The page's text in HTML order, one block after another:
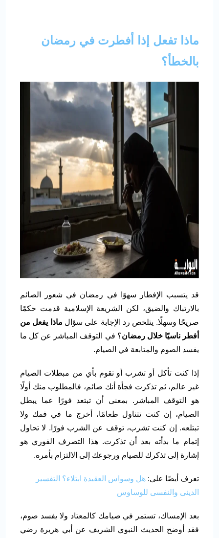
ماذا تفعل إذا أفطرت في رمضان
بالخطأ؟
قد يتسبب الإفطار سهوًا في رمضان في شعور الصائم
بالارتباك والضيق، لكن الشريعة الإسلامية قدمت حكمًا
صريحًا وسهلًا. يتلخص رد الإجابة على سؤال ماذا يفعل من
أفطر ناسيًا خلال رمضان؟ في التوقف المباشر عن كل ما
يفسد الصوم والمتابعة في الصيام.
إذا كنت تأكل أو تشرب أو تقوم بأي من مبطلات الصيام
غير عالم، ثم تذكرت فجأة أنك صائم، فالمطلوب منك أولًا
هو التوقف المباشر. بمعنى أن تبتعد فورًا عما يبطل
الصيام، إن كنت تتناول طعامًا، أخرج ما في فمك ولا
تبتلعه. إن كنت تشرب، توقف عن الشرب فورًا. لا تحاول
إتمام ما بدأته بعد أن تذكرت. هذا التصرف الفوري هو
إشارة إلى تذكرك للصيام ورجوعك إلى الالتزام بأمره.
تعرف أيضًا على: هل وسواس العقيدة ابتلاء؟ التفسير
الدينى والنفسى للوساوس
بعد الإمساك، تستمر في صيامك كالمعتاد ولا يفسد صوم،
فقد أوضح الحديث النبوي الشريف عن أبي هريرة رضي